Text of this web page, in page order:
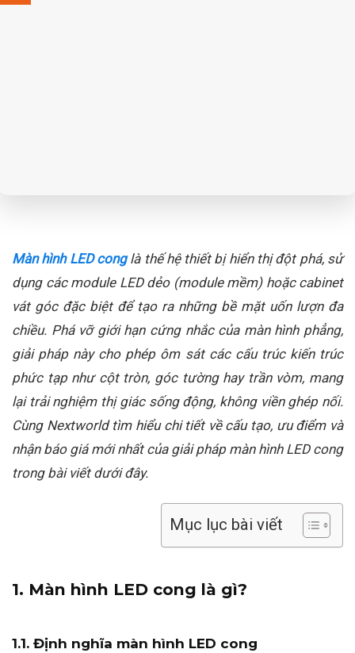
Màn hình LED conglà thế hệ thiết bị hiển thị đột phá, sử
dụng các module LED dẻo (module mềm) hoặc cabinet
vát góc đặc biệt để tạo ra những bề mặt uốn lượn đa
chiều. Phá vỡ giới hạn cứng nhắc của màn hình phẳng,
giải pháp này cho phép ôm sát các cấu trúc kiến trúc
phức tạp như cột tròn, góc tường hay trần vòm, mang
lại trải nghiệm thị giác sống động, không viền ghép nối.
Cùng Nextworld tìm hiểu chi tiết về cấu tạo, ưu điểm và
nhận báo giá mới nhất của giải pháp màn hình LED cong
trong bài viết dưới đây.
Mục lục bài viết
1. Màn hình LED cong là gì?
1.1. Định nghĩa màn hình LED cong